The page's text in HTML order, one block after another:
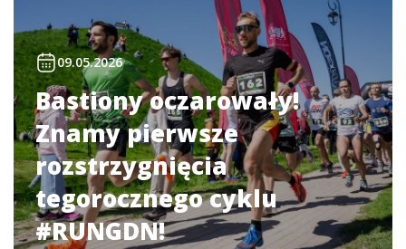
09.05.2026
Bastiony oczarowały!
Znamy pierwsze
rozstrzygnięcia
tegorocznego cyklu
#RUNGDN!